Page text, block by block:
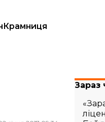
Крамниця
Зараз